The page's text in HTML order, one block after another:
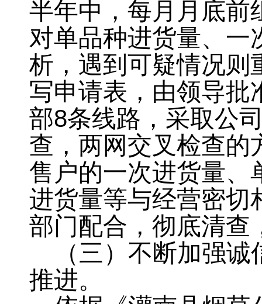
半年中 ， 每月月底前
对单品种进货量、一
析 ， 遇到可疑情况则
写申请表，由领导批
部8条线路 ， 采取公
查 ， 两网交叉检查的
售户的一次进货量、
进货量等与经营密切
部门配合，彻底清查
（三）不断加强诚
推进。